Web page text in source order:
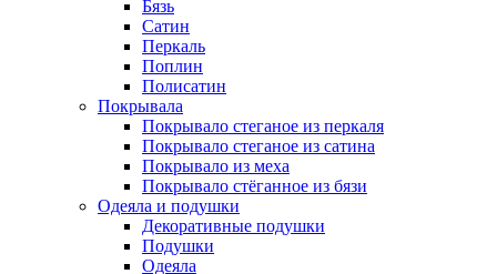
Бязь
Сатин
Перкаль
Поплин
Полисатин
Покрывала
Покрывало стеганое из перкаля
Покрывало стеганое из сатина
Покрывало из меха
Покрывало стёганное из бязи
Одеяла и подушки
Декоративные подушки
Подушки
Одеяла